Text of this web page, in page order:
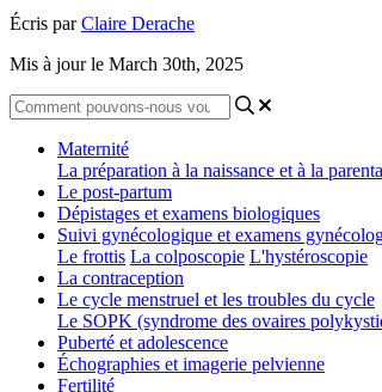
Écris parClaire Derache
Mis à jour le March 30th, 2025
Maternité
La préparation à la naissance et à la
Le post-partum
Dépistages et examens biologiques
Suivi gynécologique et examens
Le frottis La colposcopie L'hystéroscopie
La contraception
Le cycle menstruel et les troubles du cycle
Le SOPK (syndrome des ovaires
Puberté et adolescence
Échographies et imagerie pelvienne
Fertilité